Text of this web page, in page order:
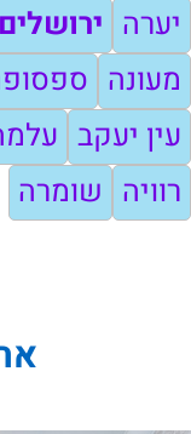
יערה ירושלים
מעונה
עין יעקב
רוויה שומרה